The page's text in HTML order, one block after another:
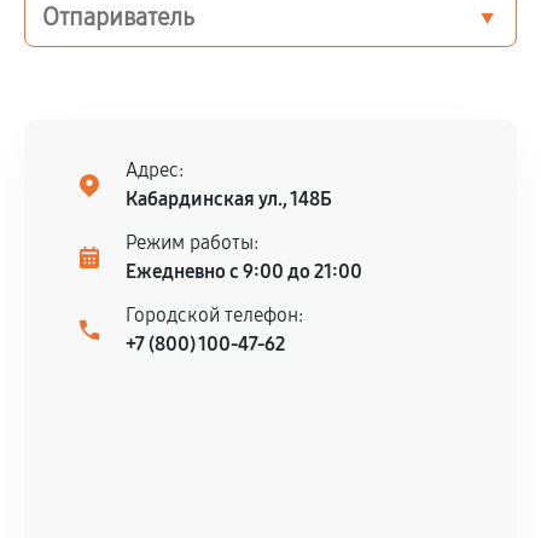
Отпариватель
Адрес:
Кабардинская ул., 148Б
Режим работы:
Ежедневно с 9:00 до 21:00
Городской телефон:
+7 (800) 100-47-62